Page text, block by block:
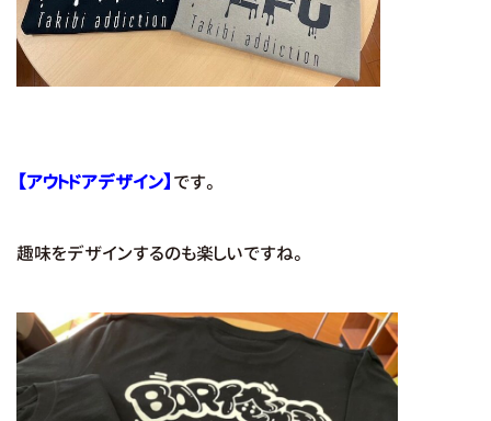
【アウトドアデザイン】 です。
趣味をデザインするのも楽しいですね。